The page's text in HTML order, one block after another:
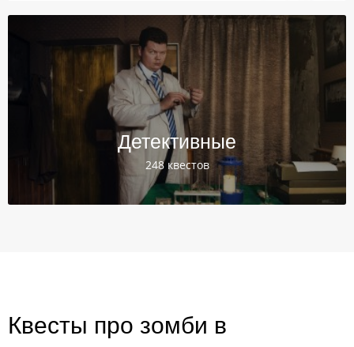
Детективные
248 квестов
Квесты про зомби в